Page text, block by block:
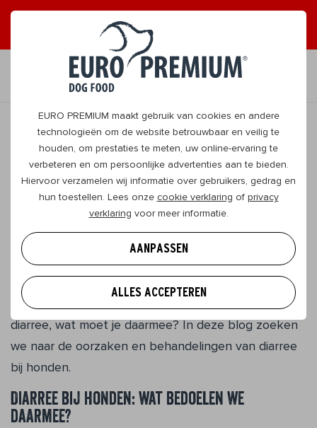
EURO PREMIUM maakt gebruik van cookies en andere
technologieën om de website betrouwbaar en veilig te
houden, om prestaties te meten, uw online-ervaring te
verbeteren en om persoonlijke advertenties aan te bieden.
Hiervoor verzamelen wij informatie over gebruikers, gedrag en
hun toestellen. Lees onze cookie verklaring of privacy
verklaring voor meer informatie.
AANPASSEN
ALLES ACCEPTEREN
ONTVANG GRAAG TIPS
NL
TERUG
SOS! Diarree bij honden: ontdek de
oorzaken en oplossingen
Elke huisgenoot heeft er weleens last van, ook die
op vier pootjes. Geen reden tot paniek, zolang het
probleem zichzelf oplost. Maar aanhoudende
diarree, wat moet je daarmee? In deze blog zoeken
we naar de oorzaken en behandelingen van diarree
bij honden.
Diarree bij honden: wat bedoelen we
daarmee?